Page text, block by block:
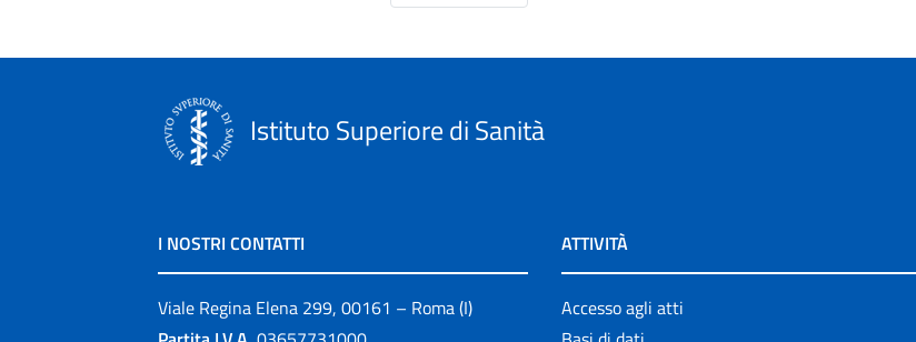
Istituto Superiore di Sanità
I NOSTRI CONTATTI
Viale Regina Elena 299, 00161 – Roma (I)
ATTIVITÀ
Accesso agli atti